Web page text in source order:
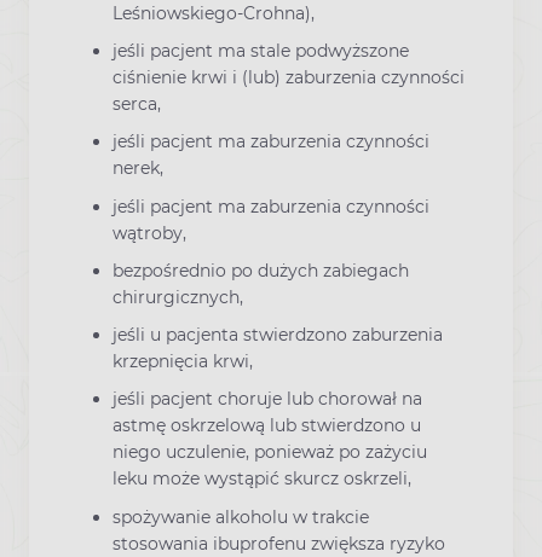
Leśniowskiego-Crohna),
jeśli pacjent ma stale podwyższone
ciśnienie krwi i (lub) zaburzenia czynności
serca,
jeśli pacjent ma zaburzenia czynności
nerek,
jeśli pacjent ma zaburzenia czynności
wątroby,
bezpośrednio po dużych zabiegach
chirurgicznych,
jeśli u pacjenta stwierdzono zaburzenia
krzepnięcia krwi,
jeśli pacjent choruje lub chorował na
astmę oskrzelową lub stwierdzono u
niego uczulenie, ponieważ po zażyciu
leku może wystąpić skurcz oskrzeli,
spożywanie alkoholu w trakcie
stosowania ibuprofenu zwiększa ryzyko